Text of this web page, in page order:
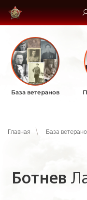
База ветеранов
Главная База
Ботнев